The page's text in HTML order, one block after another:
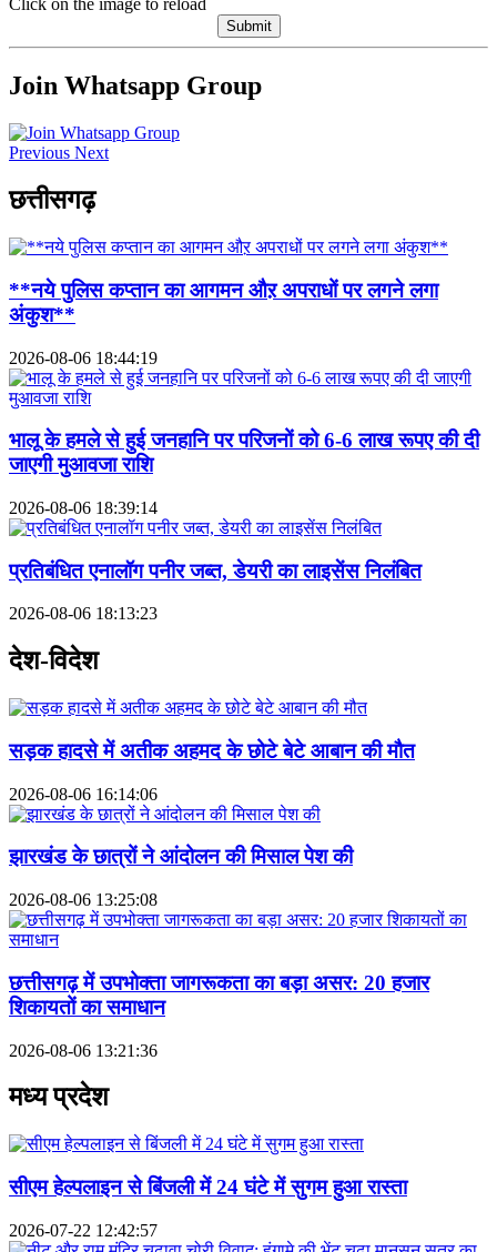
Click on the image to reload
Submit
Join Whatsapp Group
Previous Next
छत्तीसगढ़
**नये पुलिस कप्तान का आगमन औऱ अपराधों पर लगने लगा
अंकुश**
2026-08-06 18:44:19
भालू के हमले से हुई जनहानि पर परिजनों को 6-6 लाख रूपए की दी
जाएगी मुआवजा राशि
2026-08-06 18:39:14
प्रतिबंधित एनालॉग पनीर जब्त, डेयरी का लाइसेंस निलंबित
2026-08-06 18:13:23
देश-विदेश
सड़क हादसे में अतीक अहमद के छोटे बेटे आबान की मौत
2026-08-06 16:14:06
झारखंड के छात्रों ने आंदोलन की मिसाल पेश की
2026-08-06 13:25:08
छत्तीसगढ़ में उपभोक्ता जागरूकता का बड़ा असर: 20 हजार
शिकायतों का समाधान
2026-08-06 13:21:36
मध्य प्रदेश
सीएम हेल्पलाइन से बिंजली में 24 घंटे में सुगम हुआ रास्ता
2026-07-22 12:42:57